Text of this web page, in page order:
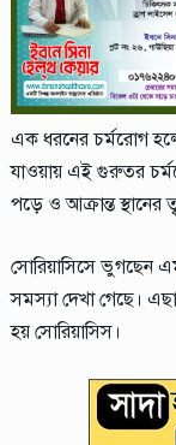
এক ধরনের চর্মরোগ
যাওয়ায় এই গুরুতর
পড়ে ও আক্রান্ত স্থানের
সোরিয়াসিসে ভুগছেন
সমস্যা দেখা গেছে।
হয় সোরিয়াসিস।